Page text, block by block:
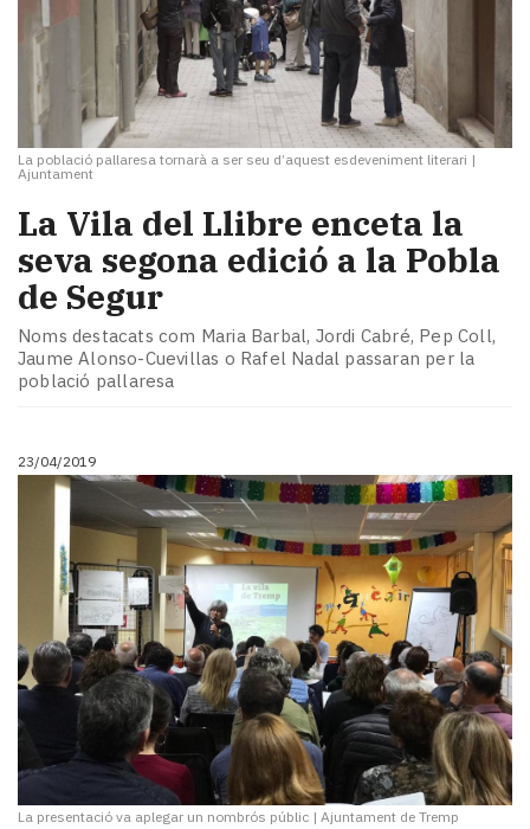
La població pallaresa tornarà a ser seu d’aquest esdeveniment literari |
Ajuntament
​La Vila del Llibre enceta la
seva segona edició a la Pobla
de Segur
Noms destacats com Maria Barbal, Jordi Cabré, Pep Coll,
Jaume Alonso-Cuevillas o Rafel Nadal passaran per la
població pallaresa
23/04/2019
La presentació va aplegar un nombrós públic | Ajuntament de Tremp